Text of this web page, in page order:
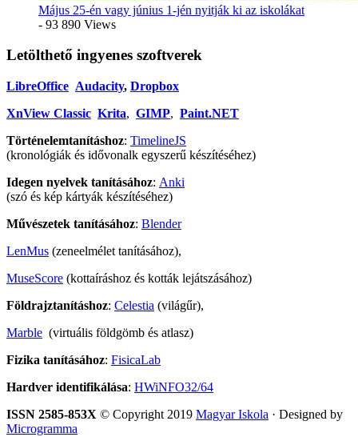
Május 25-én vagy június 1-jén nyitják ki az iskolákat
- 93 890 Views
Letölthető ingyenes szoftverek
LibreOffice Audacity, Dropbox
XnView Classic Krita, GIMP, Paint.NET
Történelemtanításhoz: TimelineJS
(kronológiák és idővonalk egyszerű készítéséhez)
Idegen nyelvek tanításához: Anki
(szó és kép kártyák készítéséhez)
Művészetek tanításához: Blender
LenMus (zeneelmélet tanításához),
MuseScore (kottaíráshoz és kották lejátszásához)
Földrajztanításhoz: Celestia (világűr),
Marble (virtuális földgömb és atlasz)
Fizika tanításához: FisicaLab
Hardver identifikálása: HWiNFO32/64
ISSN 2585-853X © Copyright 2019 Magyar Iskola · Designed by
Microgramma